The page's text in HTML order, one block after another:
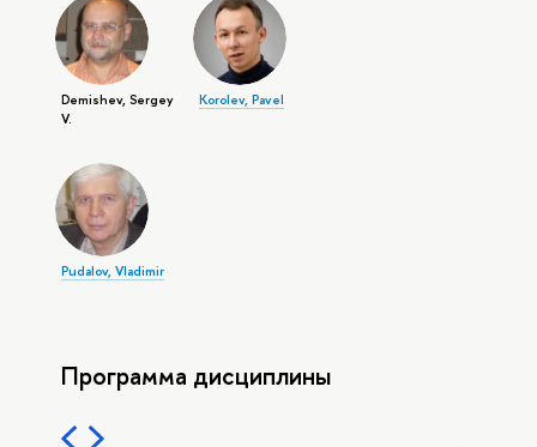
Demishev, Sergey
V.
Korolev, Pavel
Pudalov, Vladimir
Программа дисциплины